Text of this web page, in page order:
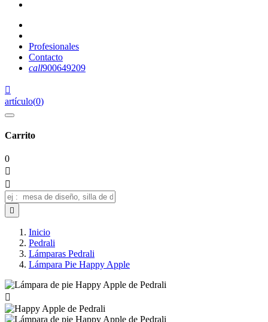
Profesionales
Contacto
call900649209

artículo(0)
Carrito
0



Inicio
Pedrali
Lámparas Pedrali
Lámpara Pie Happy Apple
